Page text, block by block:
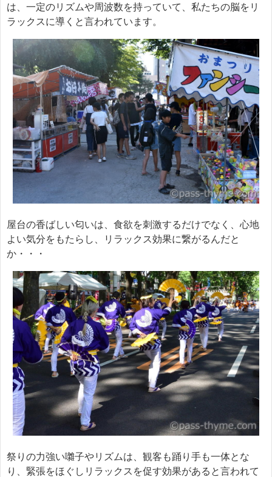
は、一定のリズムや周波数を持っていて、私たちの脳をリ
ラックスに導くと言われています。
屋台の香ばしい匂いは、食欲を刺激するだけでなく、心地
よい気分をもたらし、リラックス効果に繋がるんだと
か・・・
祭りの力強い囃子やリズムは、観客も踊り手も一体とな
り、緊張をほぐしリラックスを促す効果があると言われて